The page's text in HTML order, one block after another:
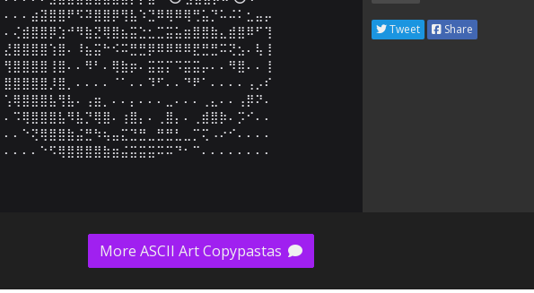
⠄⠄⠄⣴⣽⣿⣿⠟⠫⠽⣿⣿⡿⢻⣧⠱⣙⠿⢿⠿⢿⢛⣥⡙⠥⠬⠅⣂⣤⡤
⠄⢌⣾⣿⣿⡿⣱⠚⠻⣷⣝⢿⣿⣦⣭⣑⣂⣉⣭⣥⣶⣿⣿⣷⣄⣾⣿⠿⠋⢹
⣜⣿⣿⣿⣿⢱⣿⠄⠸⣦⣭⠓⠪⠭⣛⣛⡿⠿⠿⠿⠿⣟⣛⣛⠭⢝⣢⠄⢧⢸
⢻⣿⣿⣿⣿⢸⣿⠄⠄⠻⠃⠄⢿⣷⡶⠄⣭⣭⡍⠩⣭⣭⡤⠄⠄⠻⣿⠄⠄⢸
⣿⣿⣿⣿⣿⡸⣿⡀⠄⠄⠄⠄⠈⠁⠄⠄⠹⠋⠄⠄⠙⠟⠁⠄⠄⠄⠄⢠⡠⠎
⢡⢿⣿⣿⣿⣧⢻⣧⠄⢠⣶⡀⠄⠄⡄⠄⠄⠄⣀⠄⠄⠄⢀⣄⠄⠄⢠⡿⠝⠄
⠄⠩⢿⣿⣿⣿⣧⠻⣧⡙⢿⣿⠄⢰⣿⡄⠄⢀⣿⡄⠄⢀⣾⣿⡷⠄⡩⠊⠄⠄
⠄⠄⠑⢝⢿⣿⣿⣷⣬⣛⠳⢦⣤⣍⣙⣛⣀⣛⣛⣃⣀⡉⢍⠠⠔⠊⠄⠄⠄⠄
⠄⠄⠄⠄⠑⠫⢿⣿⣿⣿⣿⣷⣶⣬⣭⣭⣭⠭⠭⠙⠂⠉⠄⠄⠄⠄⠄⠄⠄⠄
Tweet Share
More ASCII Art Copypastas